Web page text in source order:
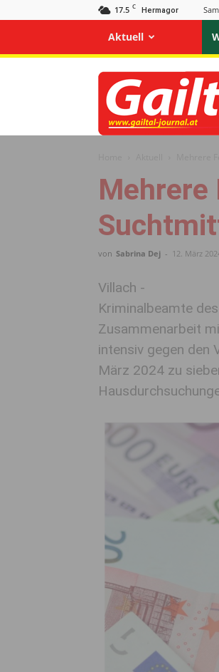
17.5 C Hermagor
Aktuell
Gailtal
Journal
Mehrere
von Sabrina Dej - 12. März
Villach -
Kriminalbeamte
Zusammenarbeit
intensiv gegen den
März 2024 zu